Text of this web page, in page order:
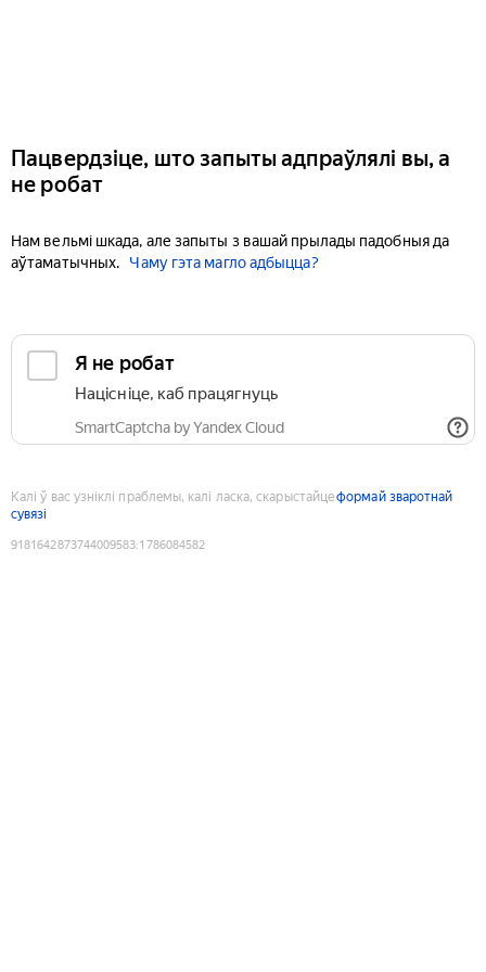
Пацвердзіце, што запыты адпраўлялі вы, а
не робат
Нам вельмі шкада, але запыты з вашай прылады падобныя да
аўтаматычных.
Чаму гэта магло адбыцца?
Я не робат
Націсніце, каб працягнуць
SmartCaptcha by Yandex Cloud
Калі ў вас узніклі праблемы, калі ласка, скарыстайцеформай зваротнай
сувязі
9181642873744009583:1786084582